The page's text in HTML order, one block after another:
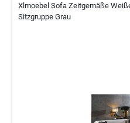
Xlmoebel Sofa Zeitgemäße
Sitzgruppe Grau